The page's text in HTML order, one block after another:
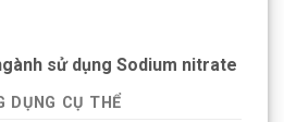
sử dụng Sodium nitrate
DỤNG CỤ THỂ